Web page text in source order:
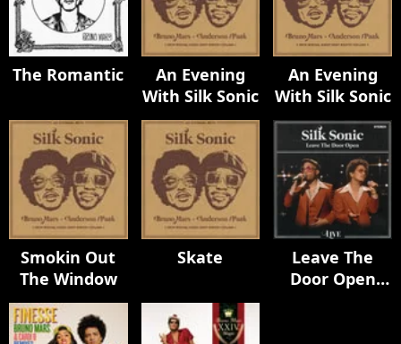
The Romantic
An Evening
With Silk Sonic
An Evening
With Silk Sonic
Smokin Out
The Window
Skate
Leave The
Door Open